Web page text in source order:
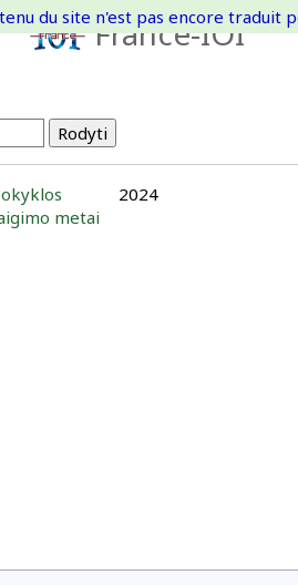
France-IOI
du site n'est pas encore traduit
metai
2024